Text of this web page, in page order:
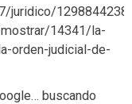
juridico/
14341/la-
orden-judicial-de-
buscando